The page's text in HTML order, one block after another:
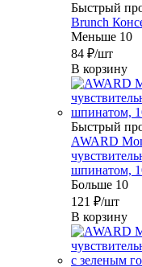
Быстрый
Brunch
Меньше 10
84 ₽/шт
В корзину
Быстрый
AWARD
шпинатом,
Больше 10
121 ₽/шт
В корзину